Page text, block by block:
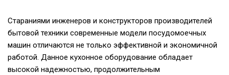
Стараниями инженеров и конструкторов производителей
бытовой техники современные модели посудомоечных
машин отличаются не только эффективной и экономичной
работой. Данное кухонное оборудование обладает
высокой надежностью, продолжительным